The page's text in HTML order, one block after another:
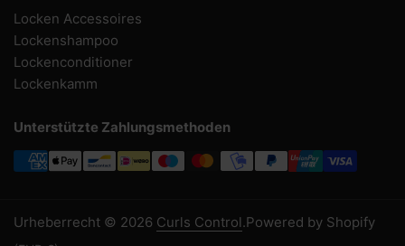
Locken Accessoires
Lockenshampoo
Lockenconditioner
Lockenkamm
Unterstützte Zahlungsmethoden
Urheberrecht © 2026 Curls Control.Powered by Shopify